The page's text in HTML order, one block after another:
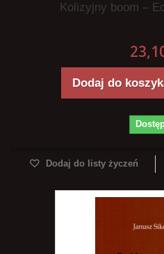
Kolizyjny boom –
Dodaj do
Dodaj do listy życzeń